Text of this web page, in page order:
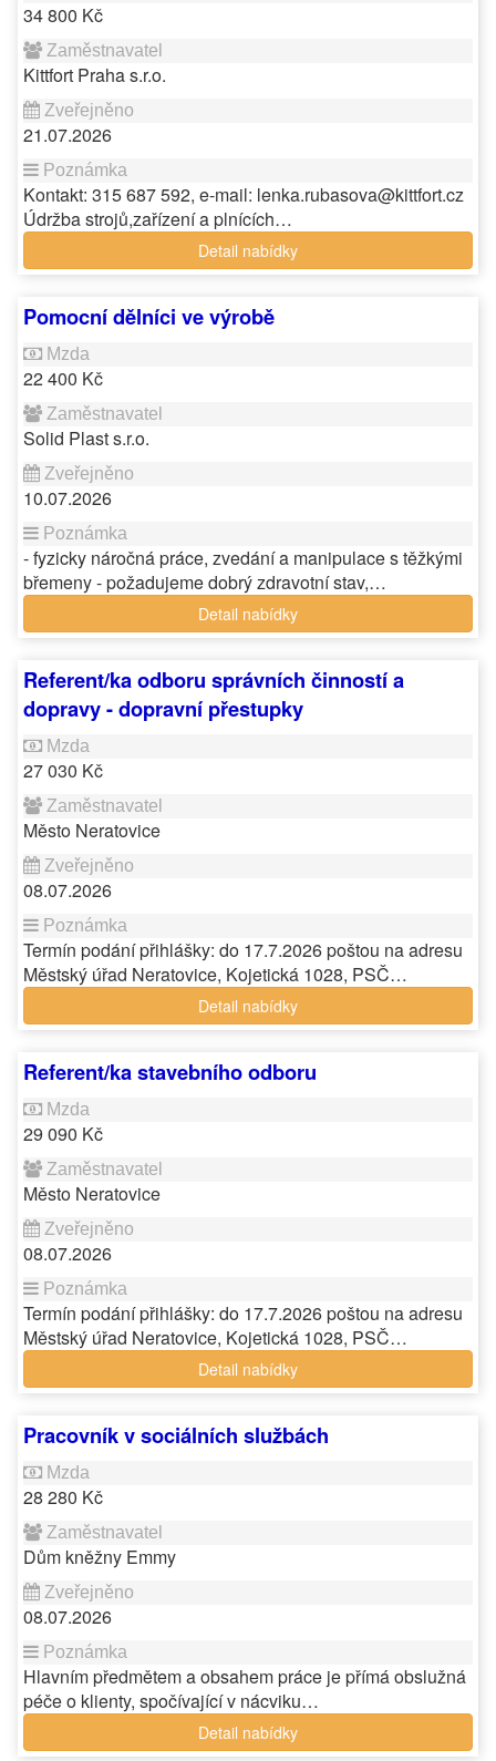
34 800 Kč
Kittfort Praha s.r.o.
21.07.2026
Kontakt: 315 687 592, e-mail: lenka.rubasova@kittfort.cz
Údržba strojů,zařízení a plnících…
Detail nabídky
Pomocní dělníci ve výrobě
22 400 Kč
Solid Plast s.r.o.
10.07.2026
- fyzicky náročná práce, zvedání a manipulace s těžkými
břemeny - požadujeme dobrý zdravotní stav,…
Detail nabídky
Referent/ka odboru správních činností a
dopravy - dopravní přestupky
27 030 Kč
Město Neratovice
08.07.2026
Termín podání přihlášky: do 17.7.2026 poštou na adresu
Městský úřad Neratovice, Kojetická 1028, PSČ…
Detail nabídky
Referent/ka stavebního odboru
29 090 Kč
Město Neratovice
08.07.2026
Termín podání přihlášky: do 17.7.2026 poštou na adresu
Městský úřad Neratovice, Kojetická 1028, PSČ…
Detail nabídky
Pracovník v sociálních službách
28 280 Kč
Dům kněžny Emmy
08.07.2026
Hlavním předmětem a obsahem práce je přímá obslužná
péče o klienty, spočívající v nácviku…
Detail nabídky